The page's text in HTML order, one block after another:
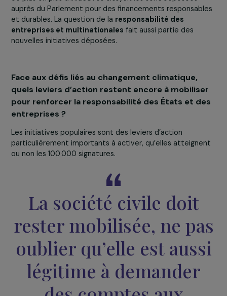
du Conseil de l’Europe.
À l’échelle internationale, l’arrêt a été salué par
de juridictions internationales. Il fait également l’objet
Ces études sont particulièrement importantes car
comptons sur la nouvelle génération pour faire
les choses
Nous souhaitons qu’il y ait au sein des sociétés, un
véritable éveilen ce qui concerne les thématiques de
justice socialeet dejustice climatique
Malheureusement, ce n’est pas la tendance majoritaire
justice climatique. Au sein du canton de Genève dont je
viens, les populations pauvres vivent mal, en ayant trop
chaud l’été et trop froid l’hiver, dans des bâtiments qui
sont pas aux normes thermiques.
La question du budget est aussi centrale dans ces
discussions. Et nous remarquons également que des
menaces telles que l’idée de revenir sur le nucléaire ne
sont jamais très loin de nous. Face à cet état des
de plus en plus d’initiatives citoyennes sont déposées
auprès du Parlement pour des financements